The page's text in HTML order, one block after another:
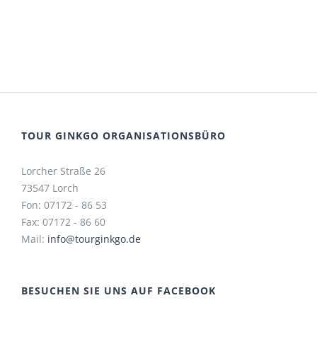
TOUR GINKGO ORGANISATIONSBÜRO
Lorcher Straße 26
73547 Lorch
Fon: 07172 - 86 53
Fax: 07172 - 86 60
Mail: info@tourginkgo.de
BESUCHEN SIE UNS AUF FACEBOOK